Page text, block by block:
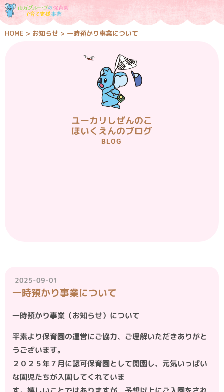
HOME > お知らせ > 一時預かり事業について
ユーカリしぜんのこ
ほいくえんのブログ
BLOG
2025-09-01
一時預かり事業について
一時預かり事業（お知らせ）について
平素より保育園の運営にご協力、ご理解いただきありがと
うございます。
２０２５年７月に認可保育園として開園し、元気いっぱい
な園児たちが入園してくれていま